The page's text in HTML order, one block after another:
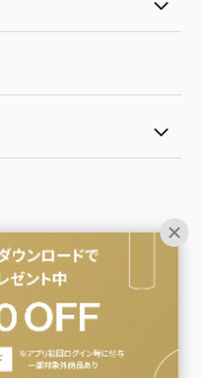
（タンプ）